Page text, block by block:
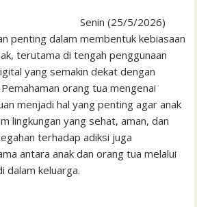
Senin (25/5/2026)
penting dalam membentuk kebiasaan
terutama di tengah penggunaan
yang semakin dekat dengan
orang tua mengenai
menjadi hal yang penting agar anak
lingkungan yang sehat, aman, dan
terhadap adiksi juga
antara anak dan orang tua melalui
dalam keluarga.